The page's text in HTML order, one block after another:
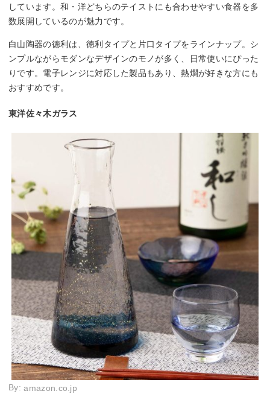
しています。和・洋どちらのテイストにも合わせやすい食器を多
数展開しているのが魅力です。
白山陶器の徳利は、徳利タイプと片口タイプをラインナップ。シ
ンプルながらモダンなデザインのモノが多く、日常使いにぴった
りです。電子レンジに対応した製品もあり、熱燗が好きな方にも
おすすめです。
東洋佐々木ガラス
By:amazon.co.jp